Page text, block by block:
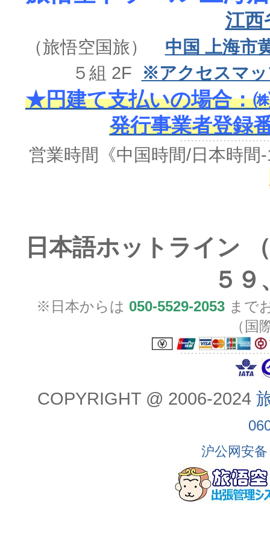
江西
（旅悟空国旅） 中国 上海市
５組 2F
※アクセスマ
★円建て支払いの場合：
発行事業者登録
営業時間《中国時間/日本時間
日本語ホットライン
５９
※日本からは 050-5529-2053 まで
（国
COPYRIGHT @ 2006-2024
沪公网安